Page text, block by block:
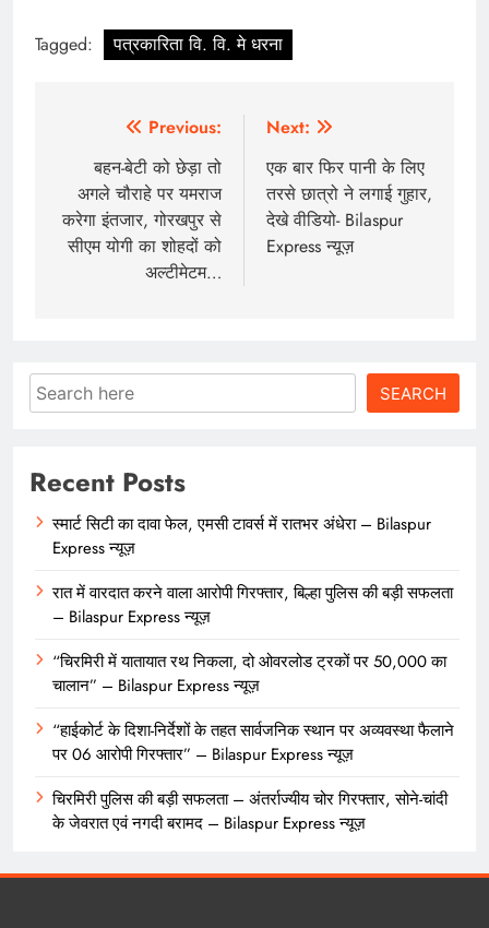
Tagged: पत्रकारिता वि. वि. मे धरना
navigation
Previous:
बहन-बेटी को छेड़ा तो
अगले चौराहे पर यमराज
करेगा इंतजार, गोरखपुर से
सीएम योगी का शोहदों को
अल्टीमेटम…
Next:
एक बार फिर पानी के लिए
तरसे छात्रो ने लगाई गुहार,
देखे वीडियो- Bilaspur
Express न्यूज़
Search SEARCH
Recent Posts
स्मार्ट सिटी का दावा फेल, एमसी टावर्स में रातभर अंधेरा – Bilaspur
Express न्यूज़
रात में वारदात करने वाला आरोपी गिरफ्तार, बिल्हा पुलिस की बड़ी सफलता
– Bilaspur Express न्यूज़
“चिरमिरी में यातायात रथ निकला, दो ओवरलोड ट्रकों पर 50,000 का
चालान” – Bilaspur Express न्यूज़
“हाईकोर्ट के दिशा-निर्देशों के तहत सार्वजनिक स्थान पर अव्यवस्था फैलाने
पर 06 आरोपी गिरफ्तार” – Bilaspur Express न्यूज़
चिरमिरी पुलिस की बड़ी सफलता – अंतर्राज्यीय चोर गिरफ्तार, सोने-चांदी
के जेवरात एवं नगदी बरामद – Bilaspur Express न्यूज़